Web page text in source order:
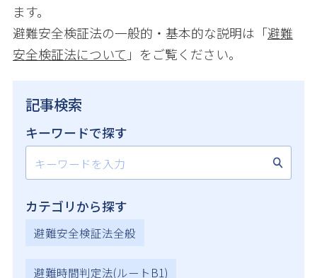
ます。
避難安全検証法の一般的・基本的な説明は「避難
安全検証法について 」をご覧ください。
記事検索
キーワードで探す
カテゴリから探す
避難安全検証法全般
避難時間判定法(ルートB1)